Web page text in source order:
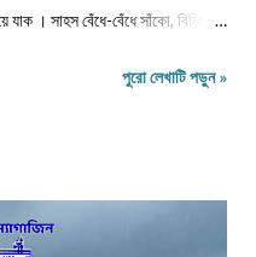
যাক । সাহস বেঁধে-বেঁধে সাঁকো, বিনিময়ে
রোধহীন । কাল্পনিক চরিত্ররা এখনও
পুরো লেখাটি পড়ুন »